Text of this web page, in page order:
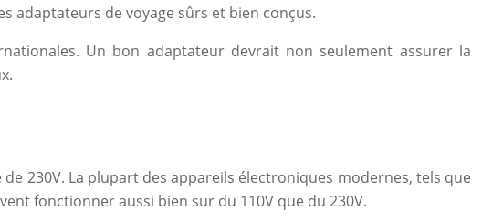
adaptateurs de voyage sûrs et bien conçus.
Un bon adaptateur devrait non seulement assurer la
230V. La plupart des appareils électroniques modernes, tels que
fonctionner aussi bien sur du 110V que du 230V.